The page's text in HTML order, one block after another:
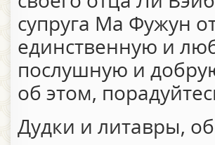
супруга Ма Фужун
единственную и
послушную и
об этом,
Дудки и литавры,